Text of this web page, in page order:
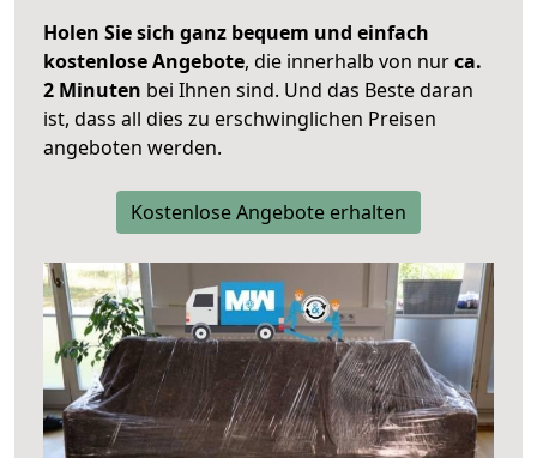
Holen Sie sich ganz bequem und einfach
kostenlose Angebote, die innerhalb von nurca.
2 Minuten bei Ihnen sind. Und das Beste daran
ist, dass all dies zu erschwinglichen Preisen
angeboten werden.
Kostenlose Angebote erhalten